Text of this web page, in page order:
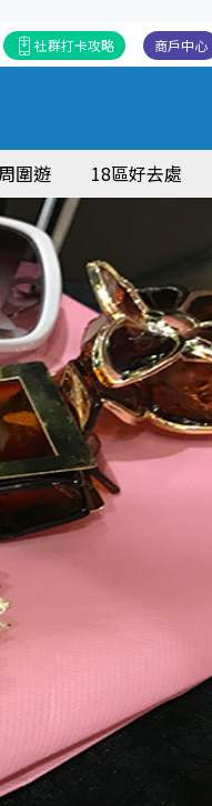
商戶中心
社群打卡攻略
圍遊 18區好去處